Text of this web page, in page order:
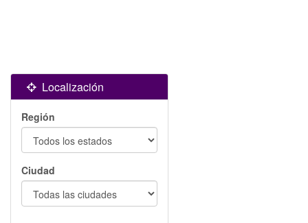
Localización
Región
Ciudad